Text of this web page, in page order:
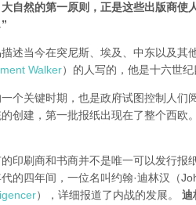
自然的第一原则，正是这些出版商
述当今在突尼斯、埃及、中东以及
Walker）的人写的，他是十六世
个关键时期，也是政府试图控制人
创建，第一批报纸出现在了整个西
印刷商和书商并不是唯一可以发行报
的四年间，一位名叫约翰·迪林汉（
），详细报道了内战的发展。 迪